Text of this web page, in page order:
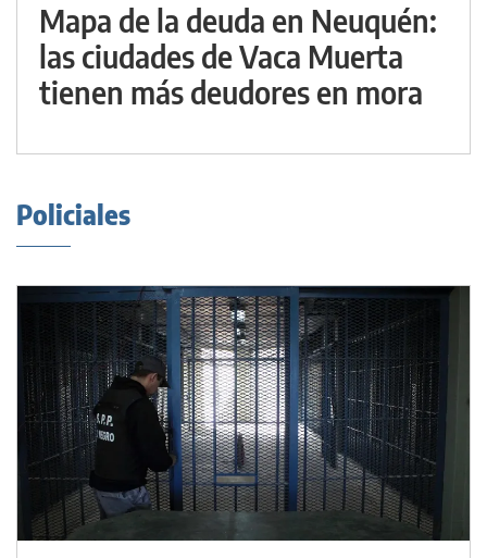
Mapa de la deuda en Neuquén:
las ciudades de Vaca Muerta
tienen más deudores en mora
Policiales